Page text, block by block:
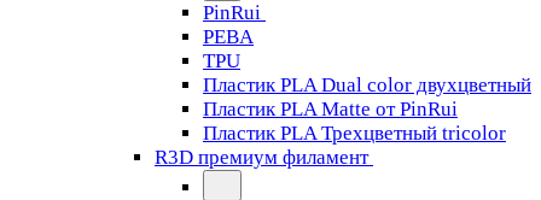
PinRui
PEBA
TPU
Пластик PLA Dual color двухцветный
Пластик PLA Matte от PinRui
Пластик PLA Трехцветный tricolor
R3D премиум филамент